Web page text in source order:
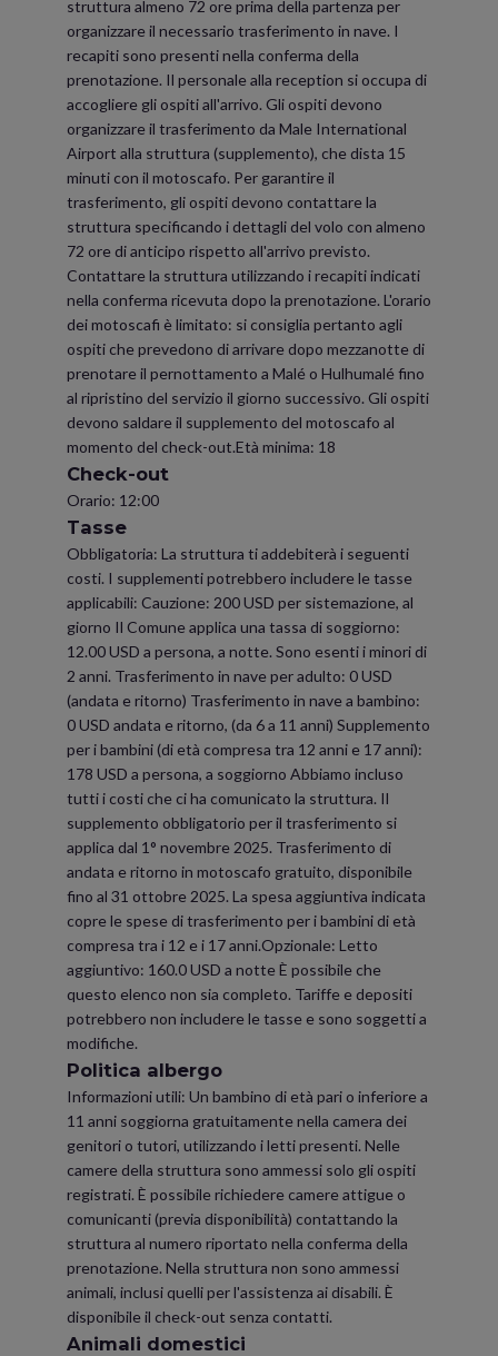
struttura almeno 72 ore prima della partenza per
organizzare il necessario trasferimento in nave. I
recapiti sono presenti nella conferma della
prenotazione. Il personale alla reception si occupa di
accogliere gli ospiti all'arrivo. Gli ospiti devono
organizzare il trasferimento da Male International
Airport alla struttura (supplemento), che dista 15
minuti con il motoscafo. Per garantire il
trasferimento, gli ospiti devono contattare la
struttura specificando i dettagli del volo con almeno
72 ore di anticipo rispetto all'arrivo previsto.
Contattare la struttura utilizzando i recapiti indicati
nella conferma ricevuta dopo la prenotazione. L'orario
dei motoscafi è limitato: si consiglia pertanto agli
ospiti che prevedono di arrivare dopo mezzanotte di
prenotare il pernottamento a Malé o Hulhumalé fino
al ripristino del servizio il giorno successivo. Gli ospiti
devono saldare il supplemento del motoscafo al
momento del check-out.Età minima: 18
Check-out
Orario: 12:00
Tasse
Obbligatoria: La struttura ti addebiterà i seguenti
costi. I supplementi potrebbero includere le tasse
applicabili: Cauzione: 200 USD per sistemazione, al
giorno Il Comune applica una tassa di soggiorno:
12.00 USD a persona, a notte. Sono esenti i minori di
2 anni. Trasferimento in nave per adulto: 0 USD
(andata e ritorno) Trasferimento in nave a bambino:
0 USD andata e ritorno, (da 6 a 11 anni) Supplemento
per i bambini (di età compresa tra 12 anni e 17 anni):
178 USD a persona, a soggiorno Abbiamo incluso
tutti i costi che ci ha comunicato la struttura. Il
supplemento obbligatorio per il trasferimento si
applica dal 1° novembre 2025. Trasferimento di
andata e ritorno in motoscafo gratuito, disponibile
fino al 31 ottobre 2025. La spesa aggiuntiva indicata
copre le spese di trasferimento per i bambini di età
compresa tra i 12 e i 17 anni.Opzionale: Letto
aggiuntivo: 160.0 USD a notte È possibile che
questo elenco non sia completo. Tariffe e depositi
potrebbero non includere le tasse e sono soggetti a
modifiche.
Politica albergo
Informazioni utili: Un bambino di età pari o inferiore a
11 anni soggiorna gratuitamente nella camera dei
genitori o tutori, utilizzando i letti presenti. Nelle
camere della struttura sono ammessi solo gli ospiti
registrati. È possibile richiedere camere attigue o
comunicanti (previa disponibilità) contattando la
struttura al numero riportato nella conferma della
prenotazione. Nella struttura non sono ammessi
animali, inclusi quelli per l'assistenza ai disabili. È
disponibile il check-out senza contatti.
Animali domestici